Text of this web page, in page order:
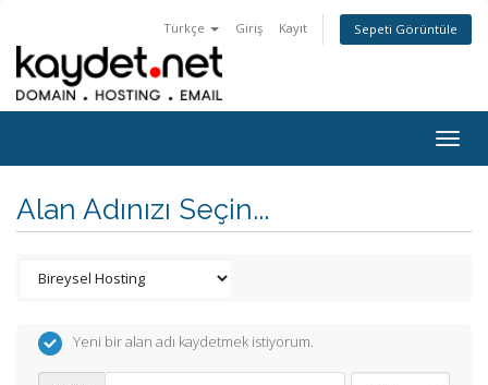
Türkçe Giriş Kayıt Sepeti Görüntüle
Alan Adınızı Seçin...
Yeni bir alan adı kaydetmek istiyorum.